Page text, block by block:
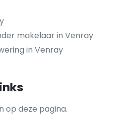
makelaar in Venray
in Venray
op deze pagina.